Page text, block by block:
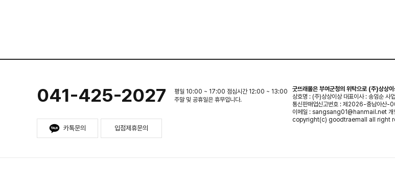
041-425-2027
평일 10:00 ~ 17:00 점심시간 12:00 ~ 13:00
주말 및 공휴일은 휴무입니다.
카톡문의 입점제휴문의
굿뜨래몰은 부여군청의 위탁으로 (주)상상
상호명 : (주)상상이상 대표이사 : 송임순 사
통신판매업신고번호 : 제2026-충남아산-
이메일 : sangsang01@hanmail.net 개
copyright(c) goodtraemall all right